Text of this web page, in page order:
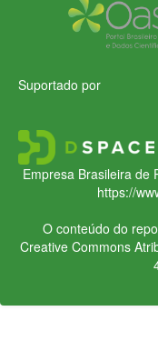
Suportado por
Empresa Brasileira de
https://
O conteúdo do
Creative Commons